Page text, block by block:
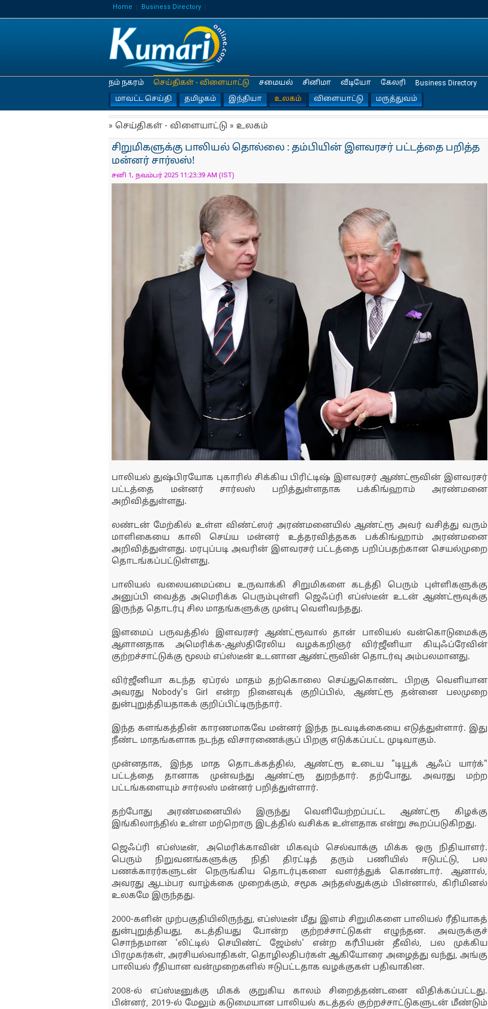
Home Business Directory
நம் நகரம்
செய்திகள் - விளையாட்டு
மாவட்ட செய்தி
தமிழகம் இந்தியா உலகம் விளையாட்டு மருத்துவம்
சமையல் சினிமா வீடியோ கேலரி Business Directory
» செய்திகள் - விளையாட்டு » உலகம்
சிறுமிகளுக்கு பாலியல் தொல்லை : தம்பியின் இளவரசர் பட்டத்தை பறித்த
மன்னர் சார்லஸ்!
சனி 1, நவம்பர் 2025 11:23:39 AM (IST)
பாலியல் துஷ்பிரயோக புகாரில் சிக்கிய பிரிட்டிஷ் இளவரசர் ஆண்ட்ரூவின் இளவரசர்
பட்டத்தை மன்னர் சார்லஸ் பறித்துள்ளதாக பக்கிங்ஹாம் அரண்மனை
அறிவித்துள்ளது.
லண்டன் மேற்கில் உள்ள விண்ட்ஸர் அரண்மனையில் ஆண்ட்ரூ அவர் வசித்து வரும்
மாளிகையை காலி செய்ய மன்னர் உத்தரவித்தகக பக்கிங்ஹாம் அரண்மனை
அறிவித்துள்ளது. மரபுப்படி அவரின் இளவரசர் பட்டத்தை பறிப்பதற்கான செயல்முறை
தொடங்கப்பட்டுள்ளது.
பாலியல் வலையமைப்பை உருவாக்கி சிறுமிகளை கடத்தி பெரும் புள்ளிகளுக்கு
அனுப்பி வைத்த அமெரிக்க பெரும்புள்ளி ஜெஃப்ரி எப்ஸ்டீன் உடன் ஆண்ட்ரூவுக்கு
இருந்த தொடர்பு சில மாதங்களுக்கு முன்பு வெளிவந்தது.
இளமைப் பருவத்தில் இளவரசர் ஆண்ட்ரூவால் தான் பாலியல் வன்கொடுமைக்கு
ஆளானதாக அமெரிக்க-ஆஸ்திரேலிய வழக்கறிஞர் விர்ஜீனியா கியுஃப்ரேவின்
குற்றச்சாட்டுக்கு மூலம் எப்ஸ்டீன் உடனான ஆண்ட்ரூவின் தொடர்வு அம்பலமானது.
விர்ஜீனியா கடந்த ஏப்ரல் மாதம் தற்கொலை செய்துகொண்ட பிறகு வெளியான
அவரது Nobody's Girl என்ற நினைவுக் குறிப்பில், ஆண்ட்ரூ தன்னை பலமுறை
துன்புறுத்தியதாகக் குறிப்பிட்டிருந்தார்.
இந்த களங்கத்தின் காரணமாகவே மன்னர் இந்த நடவடிக்கையை எடுத்துள்ளார். இது
நீண்ட மாதங்களாக நடந்த விசாரணைக்குப் பிறகு எடுக்கப்பட்ட முடிவாகும்.
முன்னதாக, இந்த மாத தொடக்கத்தில், ஆண்ட்ரூ உடைய "டியூக் ஆஃப் யார்க்"
பட்டத்தை தானாக முன்வந்து ஆண்ட்ரூ துறந்தார். தற்போது, அவரது மற்ற
பட்டங்களையும் சார்லஸ் மன்னர் பறித்துள்ளார்.
தற்போது அரண்மனையில் இருந்து வெளியேற்றப்பட்ட ஆண்ட்ரூ கிழக்கு
இங்கிலாந்தில் உள்ள மற்றொரு இடத்தில் வசிக்க உள்ளதாக என்று கூறப்படுகிறது.
ஜெஃப்ரி எப்ஸ்டீன், அமெரிக்காவின் மிகவும் செல்வாக்கு மிக்க ஒரு நிதியாளர்.
பெரும் நிறுவனங்களுக்கு நிதி திரட்டித் தரும் பணியில் ஈடுபட்டு, பல
பணக்காரர்களுடன் நெருங்கிய தொடர்புகளை வளர்த்துக் கொண்டார். ஆனால்,
அவரது ஆடம்பர வாழ்க்கை முறைக்கும், சமூக அந்தஸ்துக்கும் பின்னால், கிரிமினல்
உலகமே இருந்தது.
2000-களின் முற்பகுதியிலிருந்து, எப்ஸ்டீன் மீது இளம் சிறுமிகளை பாலியல் ரீதியாகத்
துன்புறுத்தியது, கடத்தியது போன்ற குற்றச்சாட்டுகள் எழுந்தன. அவருக்குச்
சொந்தமான 'லிட்டில் செயிண்ட் ஜேம்ஸ்' என்ற கரீபியன் தீவில், பல முக்கிய
பிரமுகர்கள், அரசியல்வாதிகள், தொழிலதிபர்கள் ஆகியோரை அழைத்து வந்து, அங்கு
பாலியல் ரீதியான வன்முறைகளில் ஈடுபட்டதாக வழக்குகள் பதிவாகின.
2008-ல் எப்ஸ்டீனுக்கு மிகக் குறுகிய காலம் சிறைத்தண்டனை விதிக்கப்பட்டது.
பின்னர், 2019-ல் மேலும் கடுமையான பாலியல் கடத்தல் குற்றச்சாட்டுகளுடன் மீண்டும்